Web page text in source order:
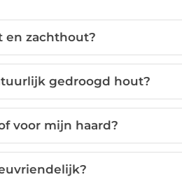
en zachthout?
gedroogd hout?
voor mijn haard?